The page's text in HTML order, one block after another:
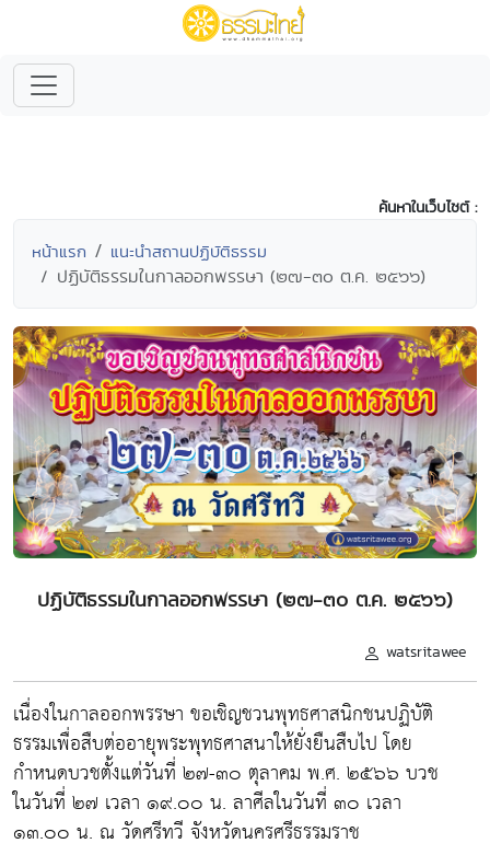
ค้นหาในเว็บไซต์ :
หน้าแรก แนะนำสถานปฏิบัติธรรม
ปฏิบัติธรรมในกาลออกพรรษา (๒๗-๓๐ ต.ค. ๒๕๖๖)
ปฏิบัติธรรมในกาลออกพรรษา (๒๗-๓๐ ต.ค. ๒๕๖๖)
watsritawee
เนื่องในกาลออกพรรษา ขอเชิญชวนพุทธศาสนิกชนปฏิบัติ
ธรรมเพื่อสืบต่ออายุพระพุทธศาสนาให้ยั่งยืนสืบไป โดย
กำหนดบวชตั้งแต่วันที่ ๒๗-๓๐ ตุลาคม พ.ศ. ๒๕๖๖ บวช
ในวันที่ ๒๗ เวลา ๑๙.๐๐ น. ลาศีลในวันที่ ๓๐ เวลา
๑๓.๐๐ น. ณ วัดศรีทวี จังหวัดนครศรีธรรมราช